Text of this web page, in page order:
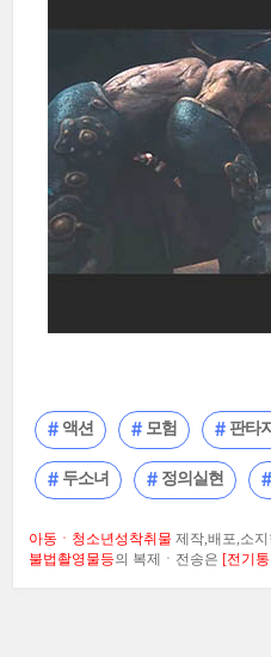
액션 모험 판타지
두소녀 정의실현
아동ㆍ청소년성착취물 제작,배포,소
불법촬영물등의 복제ㆍ전송은 [전기